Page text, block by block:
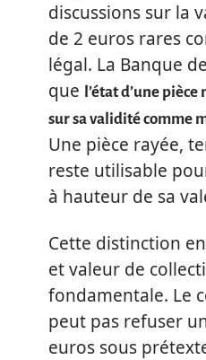
discussions sur la
de 2 euros rares
légal. La Banque
que l’état d’une pièce
sur sa validité comme
Une pièce rayée,
reste utilisable
à hauteur de sa
Cette distinction
et valeur de
fondamentale. Le
peut pas refuser
euros sous